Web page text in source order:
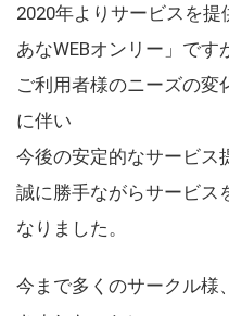
2020年よりサービスを
あなWEBオンリー」です
ご利用者様のニーズの変
に伴い
今後の安定的なサービス
誠に勝手ながらサービス
なりました。
今まで多くのサークル様